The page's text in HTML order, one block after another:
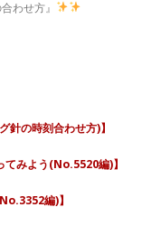
わせ方』
針の時刻合わせ方)】
てみよう(No.5520編)】
編)】